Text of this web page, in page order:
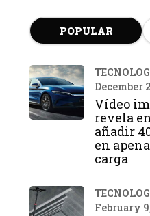
POPULAR
December
Vídeo
revela
añadir
en
carga
February